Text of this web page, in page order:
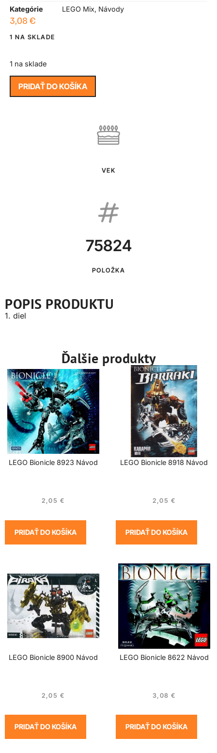
Kategórie
LEGO Mix, Návody
3,08 €
1 NA SKLADE
1 na sklade
PRIDAŤ DO KOŠÍKA
VEK
75824
POLOŽKA
POPIS PRODUKTU
1. diel
Ďalšie produkty
LEGO Bionicle 8923 Návod
2,05 €
PRIDAŤ DO KOŠÍKA
LEGO Bionicle 8918 Návod
2,05 €
PRIDAŤ DO KOŠÍKA
LEGO Bionicle 8900 Návod
2,05 €
PRIDAŤ DO KOŠÍKA
LEGO Bionicle 8622 Návod
3,08 €
PRIDAŤ DO KOŠÍKA